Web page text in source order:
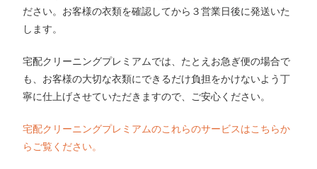
ださい。お客様の衣類を確認してから３営業日後に発送いた
します。
宅配クリーニングプレミアムでは、たとえお急ぎ便の場合で
も、お客様の大切な衣類にできるだけ負担をかけないよう丁
寧に仕上げさせていただきますので、ご安心ください。
宅配クリーニングプレミアムのこれらのサービスはこちらか
らご覧ください。